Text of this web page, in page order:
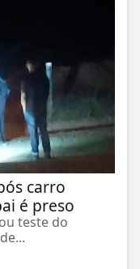
carro
é preso
teste do